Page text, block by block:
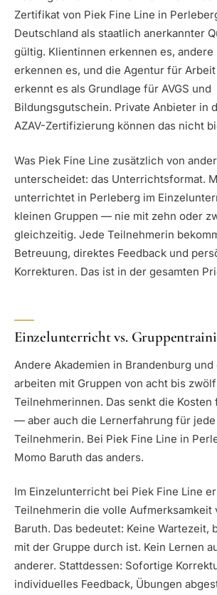
Zertifikat von Piek Fine Line in
Deutschland als staatlich anerkannter
gültig. Klientinnen erkennen es, andere
erkennen es, und die Agentur für
erkennt es als Grundlage für AVGS und
Bildungsgutschein. Private Anbieter in
AZAV-Zertifizierung können das nicht
Was Piek Fine Line zusätzlich von
unterscheidet: das Unterrichtsformat.
unterrichtet in Perleberg im
kleinen Gruppen — nie mit zehn oder
gleichzeitig. Jede Teilnehmerin
Betreuung, direktes Feedback und
Korrekturen. Das ist in der gesamten
Einzelunterricht vs.
Andere Akademien in Brandenburg
arbeiten mit Gruppen von acht bis zwölf
Teilnehmerinnen. Das senkt die Kosten
— aber auch die Lernerfahrung für
Teilnehmerin. Bei Piek Fine Line in
Momo Baruth das anders.
Im Einzelunterricht bei Piek Fine Line
Teilnehmerin die volle Aufmerksamkeit
Baruth. Das bedeutet: Keine Wartezeit,
mit der Gruppe durch ist. Kein Lernen
anderer. Stattdessen: Sofortige
individuelles Feedback, Übungen